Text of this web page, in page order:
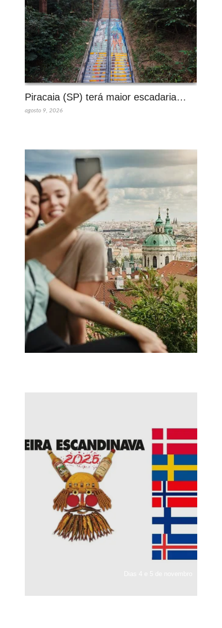
Piracaia (SP) terá maior escadaria…
agosto 9, 2026